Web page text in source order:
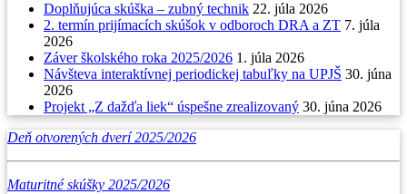
Doplňujúca skúška – zubný technik 22. júla 2026
2. termín prijímacích skúšok v odboroch DRA a ZT 7. júla
2026
Záver školského roka 2025/2026 1. júla 2026
Návšteva interaktívnej periodickej tabuľky na UPJŠ 30. júna
2026
Projekt „Z dažďa liek“ úspešne zrealizovaný 30. júna 2026
Deň otvorených dverí 2025/2026
Maturitné skúšky 2025/2026